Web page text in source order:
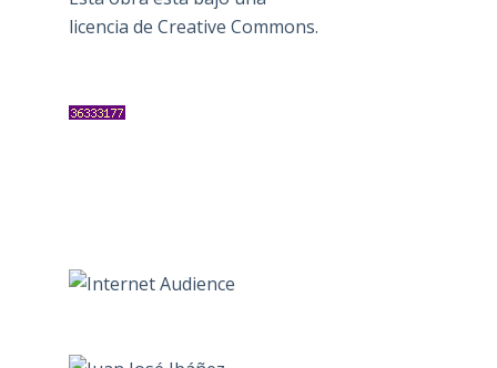
licencia de Creative Commons.